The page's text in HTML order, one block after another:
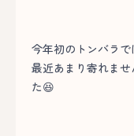
今年初のトンバラで
最近あまり寄れま
た😆